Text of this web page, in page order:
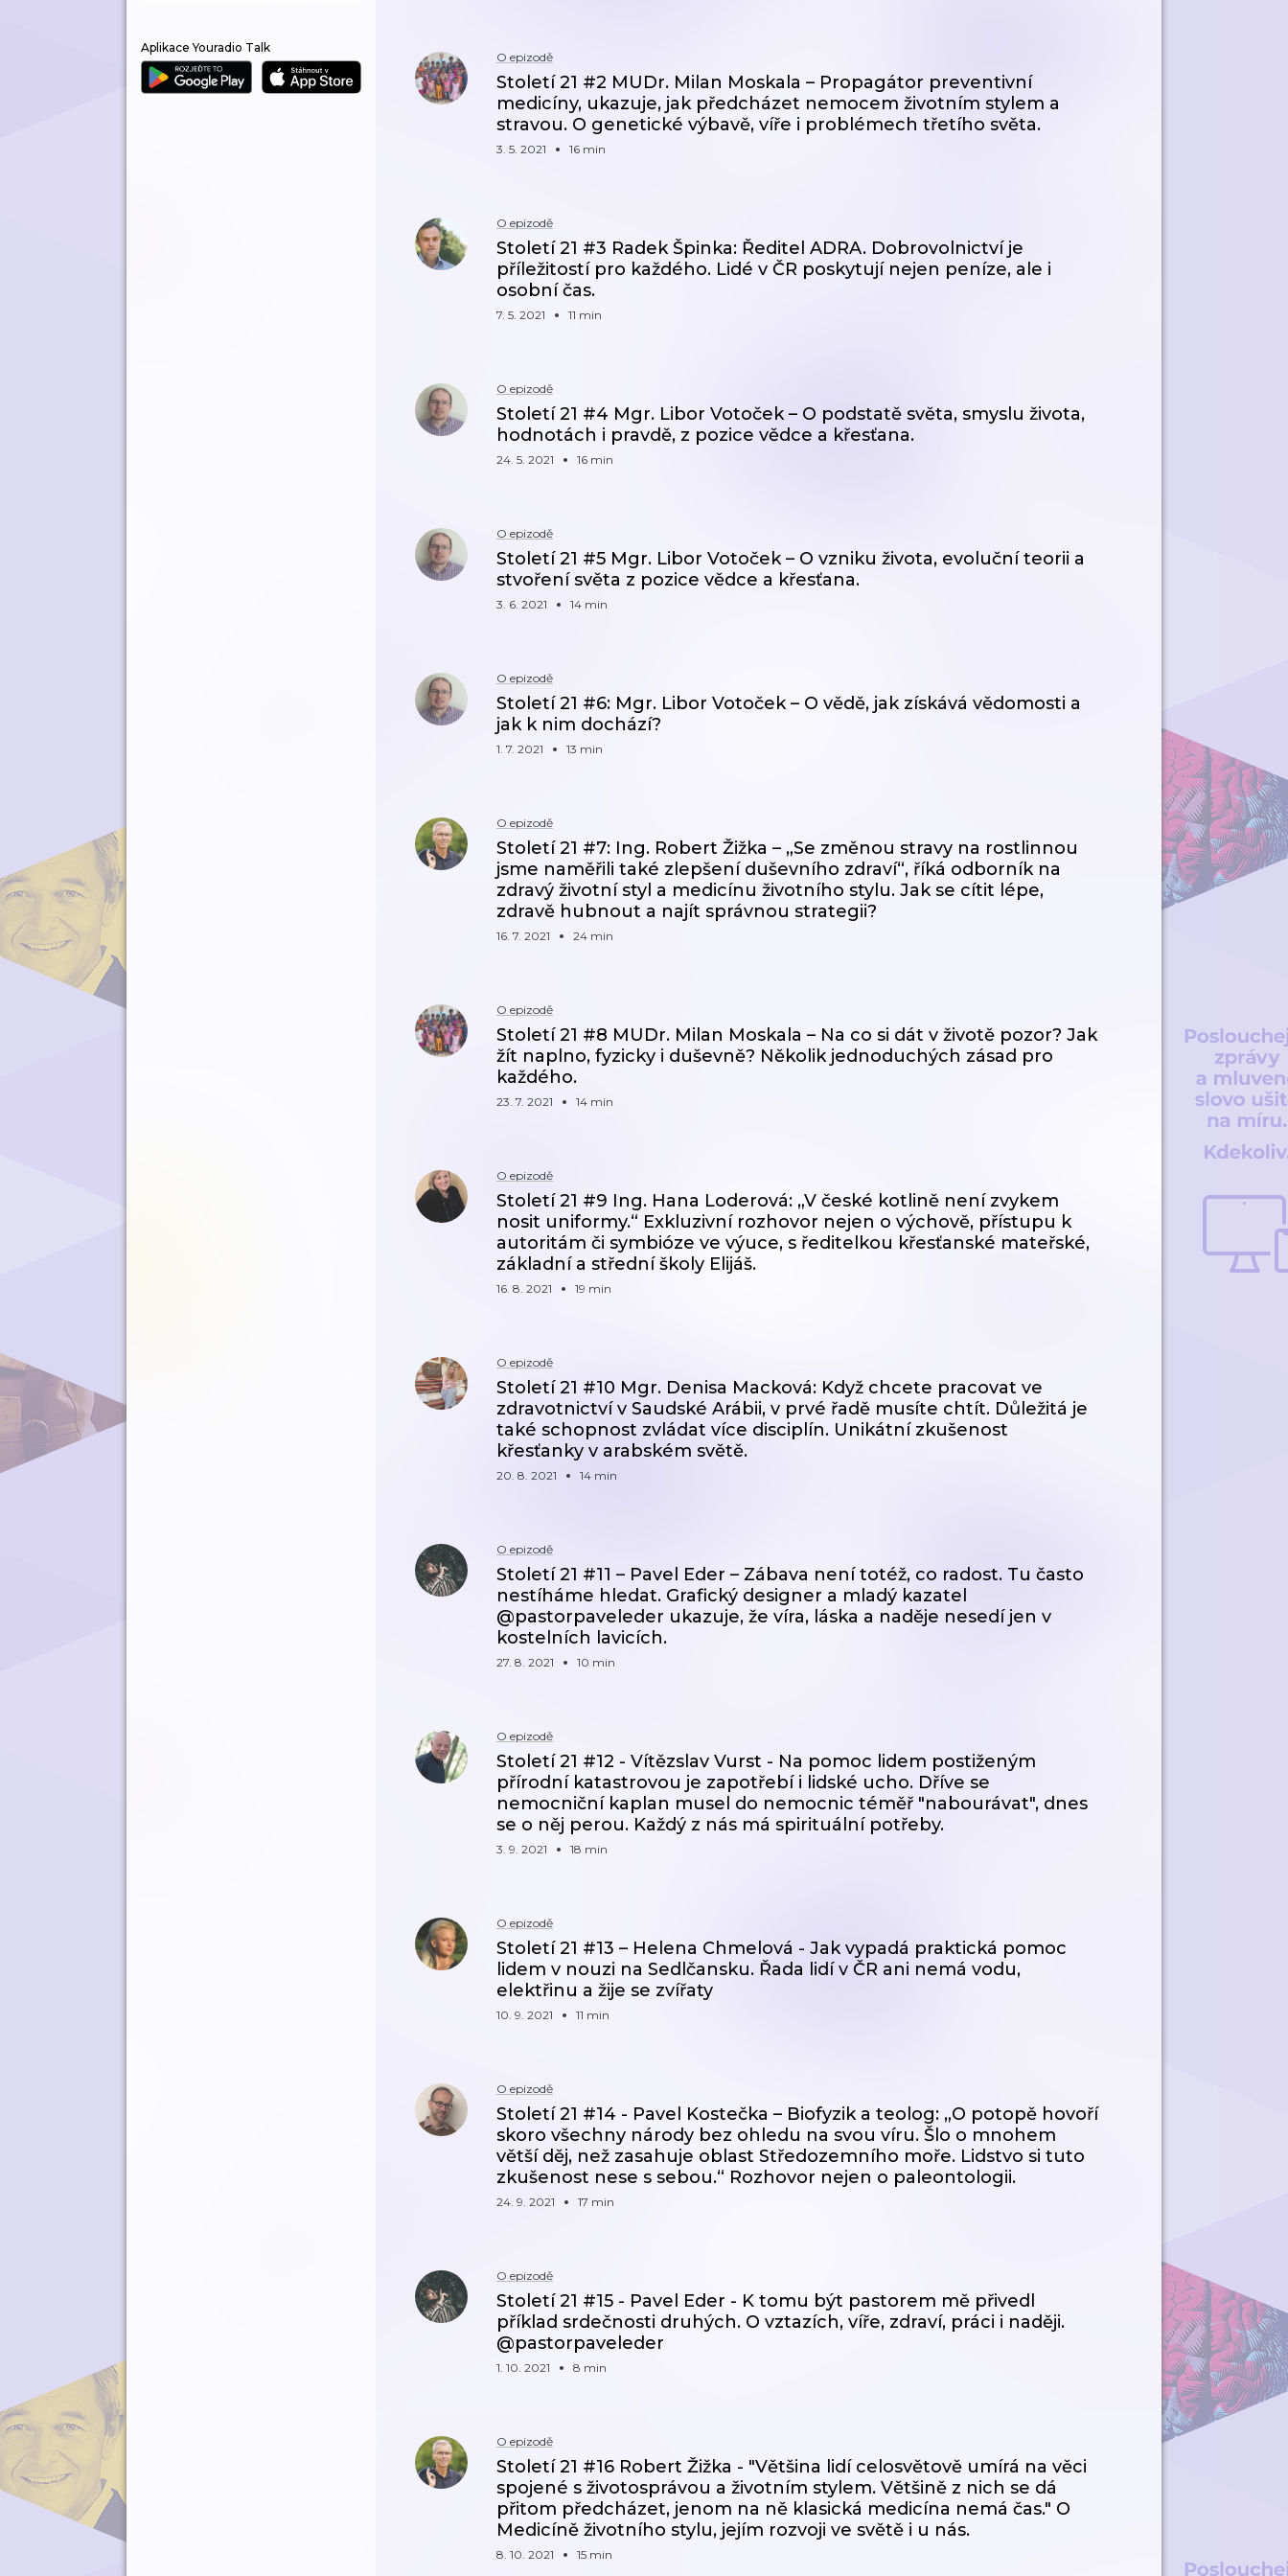
Aplikace Youradio Talk
O epizodě
Století 21 #2 MUDr. Milan Moskala – Propagátor preventivní
medicíny, ukazuje, jak předcházet nemocem životním stylem a
stravou. O genetické výbavě, víře i problémech třetího světa.
3. 5. 2021 16 min
O epizodě
Století 21 #3 Radek Špinka: Ředitel ADRA. Dobrovolnictví je
příležitostí pro každého. Lidé v ČR poskytují nejen peníze, ale i
osobní čas.
7. 5. 2021 11 min
O epizodě
Století 21 #4 Mgr. Libor Votoček – O podstatě světa, smyslu života,
hodnotách i pravdě, z pozice vědce a křesťana.
24. 5. 2021 16 min
O epizodě
Století 21 #5 Mgr. Libor Votoček – O vzniku života, evoluční teorii a
stvoření světa z pozice vědce a křesťana.
3. 6. 2021 14 min
O epizodě
Století 21 #6: Mgr. Libor Votoček – O vědě, jak získává vědomosti a
jak k nim dochází?
1. 7. 2021 13 min
O epizodě
Století 21 #7: Ing. Robert Žižka – „Se změnou stravy na rostlinnou
jsme naměřili také zlepšení duševního zdraví“, říká odborník na
zdravý životní styl a medicínu životního stylu. Jak se cítit lépe,
zdravě hubnout a najít správnou strategii?
16. 7. 2021 24 min
O epizodě
Století 21 #8 MUDr. Milan Moskala – Na co si dát v životě pozor? Jak
žít naplno, fyzicky i duševně? Několik jednoduchých zásad pro
každého.
23. 7. 2021 14 min
O epizodě
Století 21 #9 Ing. Hana Loderová: „V české kotlině není zvykem
nosit uniformy.“ Exkluzivní rozhovor nejen o výchově, přístupu k
autoritám či symbióze ve výuce, s ředitelkou křesťanské mateřské,
základní a střední školy Elijáš.
16. 8. 2021 19 min
O epizodě
Století 21 #10 Mgr. Denisa Macková: Když chcete pracovat ve
zdravotnictví v Saudské Arábii, v prvé řadě musíte chtít. Důležitá je
také schopnost zvládat více disciplín. Unikátní zkušenost
křesťanky v arabském světě.
20. 8. 2021 14 min
O epizodě
Století 21 #11 – Pavel Eder – Zábava není totéž, co radost. Tu často
nestíháme hledat. Grafický designer a mladý kazatel
@pastorpaveleder ukazuje, že víra, láska a naděje nesedí jen v
kostelních lavicích.
27. 8. 2021 10 min
O epizodě
Století 21 #12 - Vítězslav Vurst - Na pomoc lidem postiženým
přírodní katastrovou je zapotřebí i lidské ucho. Dříve se
nemocniční kaplan musel do nemocnic téměř "nabourávat", dnes
se o něj perou. Každý z nás má spirituální potřeby.
3. 9. 2021 18 min
O epizodě
Století 21 #13 – Helena Chmelová - Jak vypadá praktická pomoc
lidem v nouzi na Sedlčansku. Řada lidí v ČR ani nemá vodu,
elektřinu a žije se zvířaty
10. 9. 2021 11 min
O epizodě
Století 21 #14 - Pavel Kostečka – Biofyzik a teolog: „O potopě hovoří
skoro všechny národy bez ohledu na svou víru. Šlo o mnohem
větší děj, než zasahuje oblast Středozemního moře. Lidstvo si tuto
zkušenost nese s sebou.“ Rozhovor nejen o paleontologii.
24. 9. 2021 17 min
O epizodě
Století 21 #15 - Pavel Eder - K tomu být pastorem mě přivedl
příklad srdečnosti druhých. O vztazích, víře, zdraví, práci i naději.
@pastorpaveleder
1. 10. 2021 8 min
O epizodě
Století 21 #16 Robert Žižka - "Většina lidí celosvětově umírá na věci
spojené s životosprávou a životním stylem. Většině z nich se dá
přitom předcházet, jenom na ně klasická medicína nemá čas." O
Medicíně životního stylu, jejím rozvoji ve světě i u nás.
8. 10. 2021 15 min